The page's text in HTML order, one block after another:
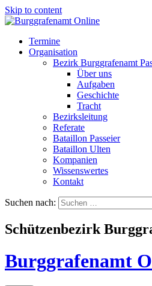
Skip to content
Termine
Organisation
Bezirk Burggrafenamt
Über uns
Aufgaben
Geschichte
Tracht
Bezirksleitung
Referate
Bataillon Passeier
Bataillon Ulten
Kompanien
Wissenswertes
Kontakt
Suchen nach:
Schützenbezirk
Burggrafenamt